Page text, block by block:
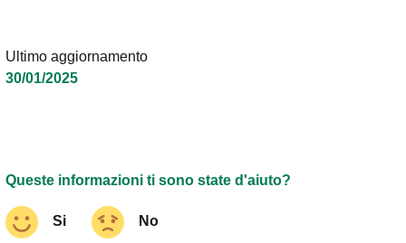
Ultimo aggiornamento
30/01/2025
Queste informazioni ti sono state d'aiuto?
Si No